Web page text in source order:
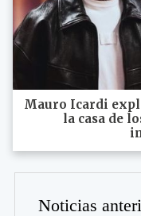
Mauro Icardi
la casa de
Noticias